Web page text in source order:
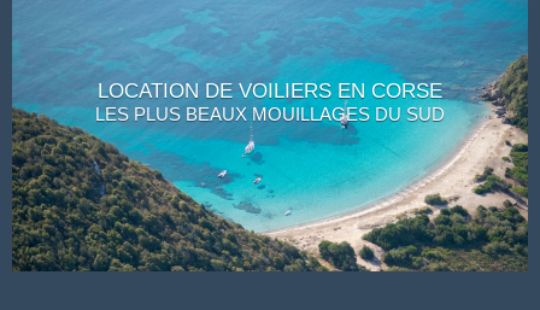
LOCATION DE VOILIERS EN CORSE
LES PLUS BEAUX MOUILLAGES DU SUD